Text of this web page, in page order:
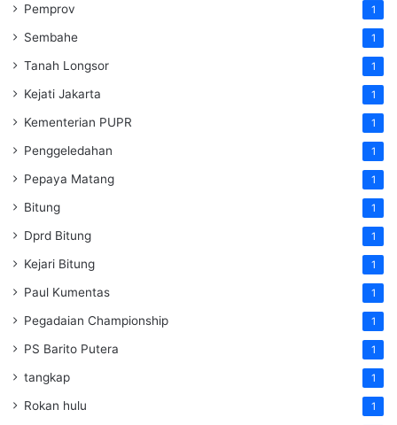
Pemprov 1
Sembahe 1
Tanah Longsor 1
Kejati Jakarta 1
Kementerian PUPR 1
Penggeledahan 1
Pepaya Matang 1
Bitung 1
Dprd Bitung 1
Kejari Bitung 1
Paul Kumentas 1
Pegadaian Championship 1
PS Barito Putera 1
tangkap 1
Rokan hulu 1